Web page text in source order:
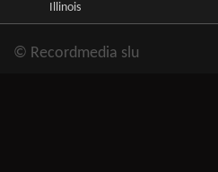
Illinois
© Recordmedia slu